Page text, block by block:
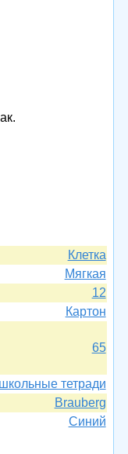
Клетка
Мягкая
12
Картон
65
школьные тетради
Brauberg
Синий